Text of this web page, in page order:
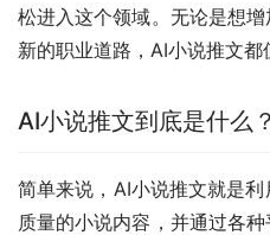
松进入这个领域。无论是想
新的职业道路，AI小说推文都
AI小说推文到底是什么？
简单来说，AI小说推文就是
质量的小说内容，并通过各